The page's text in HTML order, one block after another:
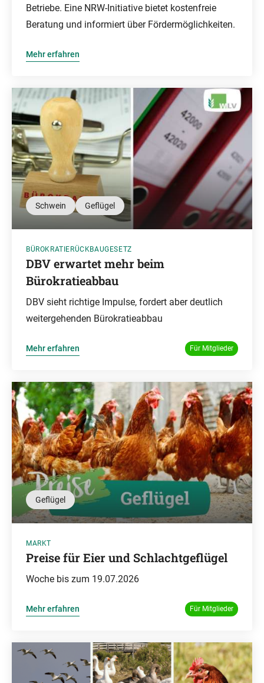
Betriebe. Eine NRW-Initiative bietet kostenfreie
Beratung und informiert über Fördermöglichkeiten.
Mehr erfahren
Schwein Geflügel
BÜROKRATIERÜCKBAUGESETZ
DBV erwartet mehr beim
Bürokratieabbau
DBV sieht richtige Impulse, fordert aber deutlich
weitergehenden Bürokratieabbau
Mehr erfahren Für Mitglieder
Geflügel
MARKT
Preise für Eier und Schlachtgeflügel
Woche bis zum 19.07.2026
Mehr erfahren Für Mitglieder